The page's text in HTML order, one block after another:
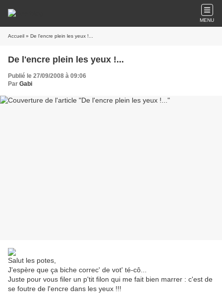
MENU
Accueil » De l'encre plein les yeux !...
De l'encre plein les yeux !...
Publié le 27/09/2008 à 09:06
Par Gabi
Salut les potes,
J'espère que ça biche correc' de vot' té-cô...
Juste pour vous filer un p'tit filon qui me fait bien marrer : c'est de
se foutre de l'encre dans les yeux !!!